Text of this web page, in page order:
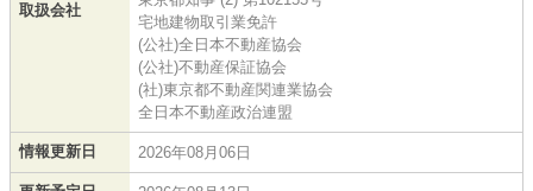
取扱会社
宅地建物取引業免許
(公社)全日本不動産協会
(公社)不動産保証協会
(社)東京都不動産関連業協会
全日本不動産政治連盟
情報更新日 2026年08月06日